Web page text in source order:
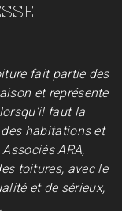
fait partie des
et représente
faut la
habitations et
ARA,
toitures, avec le
et de sérieux,